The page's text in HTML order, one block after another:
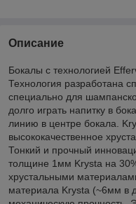
Описание
Бокалы с технологией
Технология разработана
специально для
долго играть напитку в
линию в центре бокала.
высококачественное
Тонкий и прочный
толщине 1мм Krysta на
хрустальными
материала Krysta (~6мм в